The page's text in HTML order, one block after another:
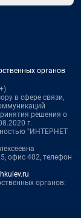
органов
в сфере связи,
решения о
г.
"ИНТЕРНЕТ
офис 402, телефон
органов: